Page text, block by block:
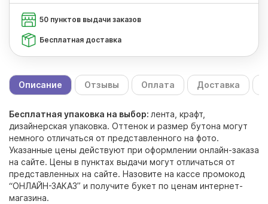
50 пунктов выдачи заказов
Бесплатная доставка
Описание Отзывы Оплата Доставка
Бесплатная упаковка на выбор: лента, крафт,
дизайнерская упаковка. Оттенок и размер бутона могут
немного отличаться от представленного на фото.
Указанные цены действуют при оформлении онлайн-заказа
на сайте. Цены в пунктах выдачи могут отличаться от
представленных на сайте. Назовите на кассе промокод
“ОНЛАЙН-ЗАКАЗ” и получите букет по ценам интернет-
магазина.